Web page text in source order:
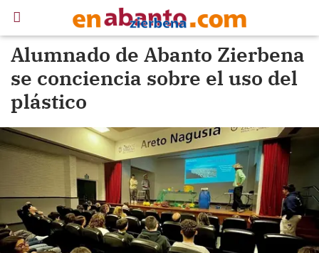
Alumnado de Abanto Zierbena
se conciencia sobre el uso del
plástico